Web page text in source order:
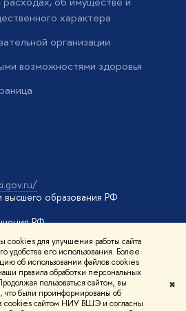
cookies для улучшения работы сайта
его использования. Более
об использовании файлов cookies
правила обработки персональных
пользоваться сайтом, вы
что были проинформированы об
cookies сайтом НИУ ВШЭ и согласны
✖
характера
организации
возможностями здоровья
образования РФ
РФ
курсы
и контактыУсловия
Политика конфиденциальности